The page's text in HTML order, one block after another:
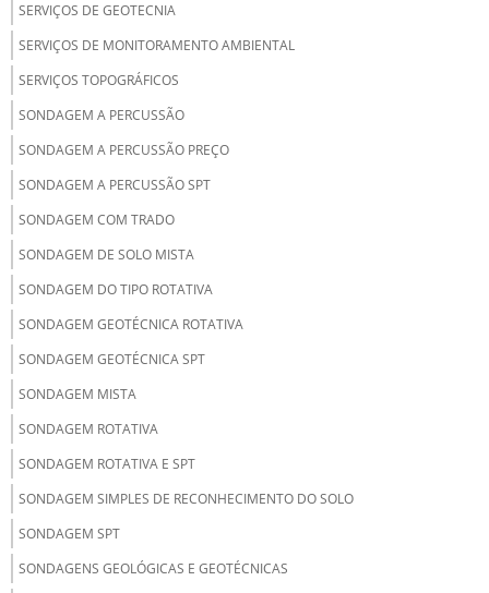
SERVIÇOS DE GEOTECNIA
SERVIÇOS DE MONITORAMENTO AMBIENTAL
SERVIÇOS TOPOGRÁFICOS
SONDAGEM A PERCUSSÃO
SONDAGEM A PERCUSSÃO PREÇO
SONDAGEM A PERCUSSÃO SPT
SONDAGEM COM TRADO
SONDAGEM DE SOLO MISTA
SONDAGEM DO TIPO ROTATIVA
SONDAGEM GEOTÉCNICA ROTATIVA
SONDAGEM GEOTÉCNICA SPT
SONDAGEM MISTA
SONDAGEM ROTATIVA
SONDAGEM ROTATIVA E SPT
SONDAGEM SIMPLES DE RECONHECIMENTO DO SOLO
SONDAGEM SPT
SONDAGENS GEOLÓGICAS E GEOTÉCNICAS